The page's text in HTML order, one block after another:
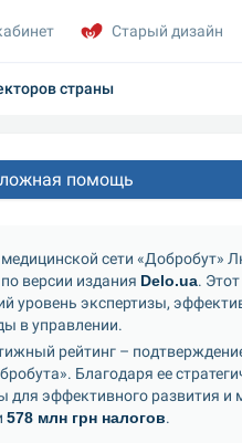
страны
помощь
сети «Добробут»
по версии издания Delo.ua.
уровень экспертизы,
в управлении.
рейтинг –
Благодаря ее
для эффективного развития
578 млн грн налогов.
Старый дизайн